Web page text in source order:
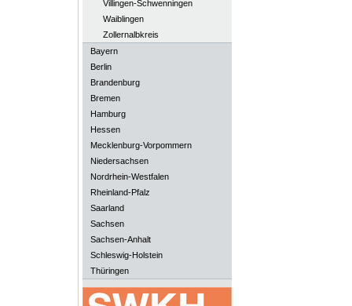
Villingen-Schwenningen
Waiblingen
Zollernalbkreis
Bayern
Berlin
Brandenburg
Bremen
Hamburg
Hessen
Mecklenburg-Vorpommern
Niedersachsen
Nordrhein-Westfalen
Rheinland-Pfalz
Saarland
Sachsen
Sachsen-Anhalt
Schleswig-Holstein
Thüringen